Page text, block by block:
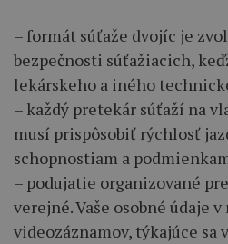
– formát súťaže dvojíc je
bezpečnosti súťažiacich,
lekárskeho a iného
– každý pretekár súťaží na
musí prispôsobiť rýchlosť
schopnostiam a
– podujatie organizované
verejné. Vaše osobné údaje
videozáznamov, týkajúce sa